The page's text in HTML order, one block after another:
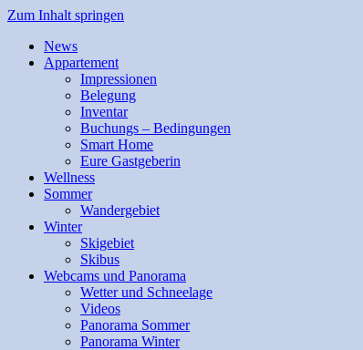
Zum Inhalt springen
News
Appartement
Impressionen
Belegung
Inventar
Buchungs – Bedingungen
Smart Home
Eure Gastgeberin
Wellness
Sommer
Wandergebiet
Winter
Skigebiet
Skibus
Webcams und Panorama
Wetter und Schneelage
Videos
Panorama Sommer
Panorama Winter